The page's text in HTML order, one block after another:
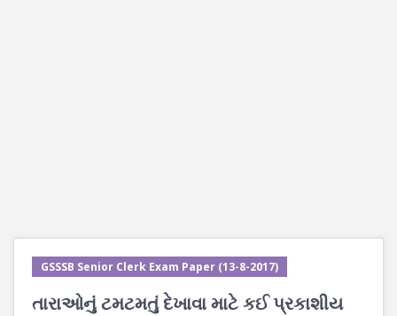
GSSSB Senior Clerk Exam Paper (13-8-2017)
તારાઓનું ટમટમતું દેખાવા માટે કઈ પ્રકાશીય